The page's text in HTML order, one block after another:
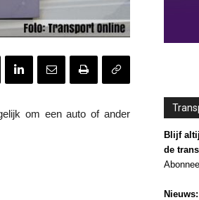
om een auto of ander
Blijf
de
Nieuws: